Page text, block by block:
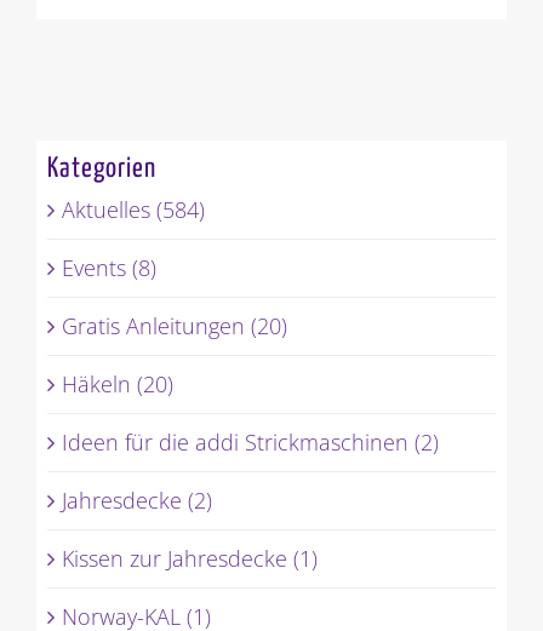
Kategorien
Aktuelles (584)
Events (8)
Gratis Anleitungen (20)
Häkeln (20)
Ideen für die addi Strickmaschinen (2)
Jahresdecke (2)
Kissen zur Jahresdecke (1)
Norway-KAL (1)